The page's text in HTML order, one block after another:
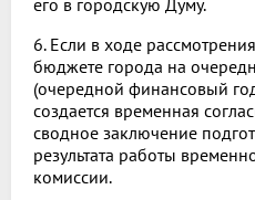
6. Если в ходе
бюджете города на
(очередной финансовый
создается временная
сводное заключение
результата работы
комиссии.